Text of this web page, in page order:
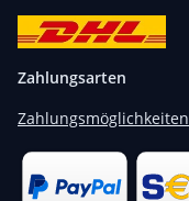
Zahlungsarten
Zahlungsmöglichkeiten